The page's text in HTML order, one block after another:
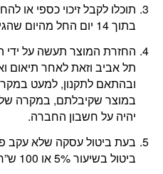
תוכלו לקבל זיכוי כספי או
בתוך 14 יום החל מהיום שהגיע לידיכם.
תל אביב וזאת לאחר תיאום
ובהתאם לתקנון, למעט
במוצר שקיבלתם, במקרה
יהיה על חשבון החברה.
בעת ביטול עסקה שלא עקב
ביטול בשיעור 5% או 100 ש”ח לפי הנמוך.